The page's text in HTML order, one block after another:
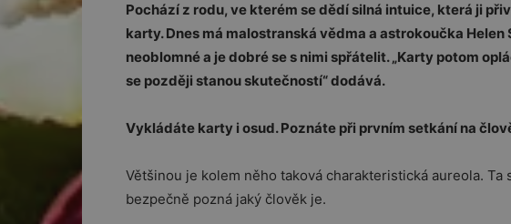
Pochází z rodu, ve kterém se dědí silná intuice, která ji
karty. Dnes má malostranská vědma a astrokoučka
neoblomné a je dobré se s nimi spřátelit. „Karty potom
se později stanou skutečností“ dodává.
Vykládáte karty i osud. Poznáte při prvním setkání na
Většinou je kolem něho taková charakteristická aureola.
bezpečně pozná jaký člověk je.